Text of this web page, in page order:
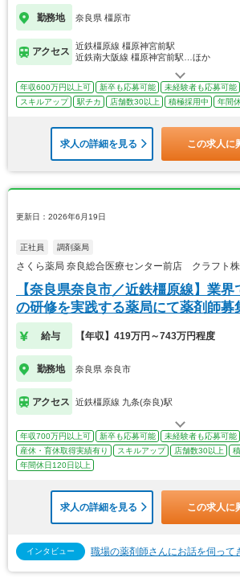
勤務地 奈良県 橿原市
アクセス
近鉄橿原線 橿原神宮前駅
近鉄南大阪線 橿原神宮前駅…ほか
年収600万円以上可 新卒も応募可能 未経験者も応募可能
スキルアップ
駅チカ 店舗数30以上 積極採用中 年間
求人の詳細を見る この求人に
更新日：2026年6月19日
正社員 調剤薬局
さくら薬局 奈良総合医療センター前店 クラフト
【奈良県奈良市／近鉄橿原線】業
の研修を実践する薬局にて薬剤師募
給与 【年収】419万円～743万円程度
勤務地 奈良県 奈良市
アクセス 近鉄橿原線 九条(奈良)駅
年収700万円以上可 新卒も応募可能 未経験者も応募可能
産休・育休取得実績有り
スキルアップ 店舗数30以上
年間休日120日以上
求人の詳細を見る この求人に
インタビュー 職場の薬剤師さんにお話を伺って